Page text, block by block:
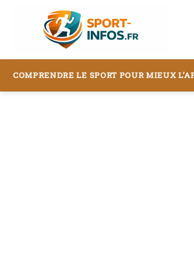
COMPRENDRE LE SPORT POUR MIEUX